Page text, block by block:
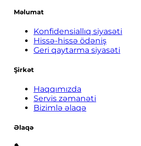
Məlumat
Konfidensiallıq siyasəti
Hissə-hissə ödəniş
Geri qaytarma siyasəti
Şirkət
Haqqımızda
Servis zəmanəti
Bizimlə əlaqə
Əlaqə